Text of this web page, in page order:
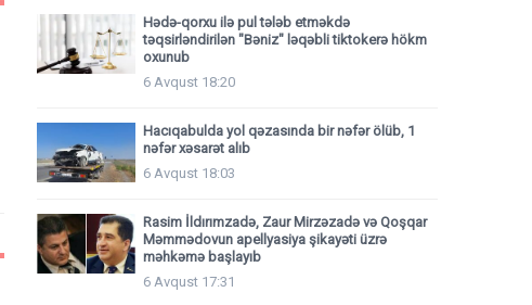
Hədə-qorxu ilə pul tələb etməkdə
təqsirləndirilən "Bəniz" ləqəbli tiktokerə hökm
oxunub
6 Avqust 18:20
Hacıqabulda yol qəzasında bir nəfər ölüb, 1
nəfər xəsarət alıb
6 Avqust 18:03
Rasim İldırımzadə, Zaur Mirzəzadə və Qoşqar
Məmmədovun apellyasiya şikayəti üzrə
məhkəmə başlayıb
6 Avqust 17:31